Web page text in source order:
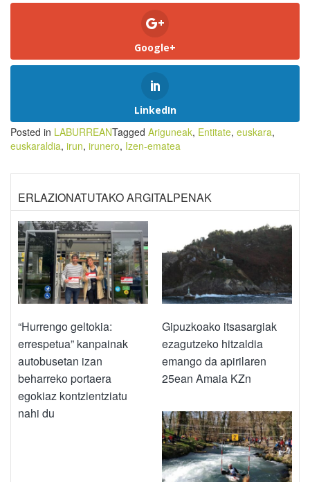
Google+
LinkedIn
Posted in LABURREANTagged Ariguneak, Entitate, euskara,
euskaraldia, irun, irunero, Izen-ematea
ERLAZIONATUTAKO ARGITALPENAK
“Hurrengo geltokia:
errespetua” kanpainak
autobusetan izan
beharreko portaera
egokiaz kontzientziatu
nahi du
Gipuzkoako itsasargiak
ezagutzeko hitzaldia
emango da apirilaren
25ean Amaia KZn